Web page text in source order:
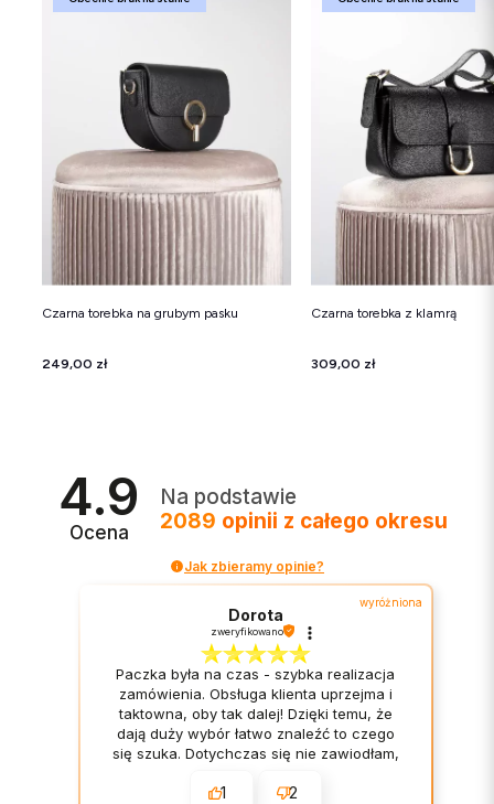
Czarna torebka na grubym pasku
Cena
249,00 zł
Czarna torebka z klamrą
Cena
309,00 zł
4.9
Ocena
Na podstawie
2089 opinii z całego okresu
Jak zbieramy opinie?
wyróżniona
Dorota
zweryfikowano
Paczka była na czas - szybka realizacja
zamówienia. Obsługa klienta uprzejma i
taktowna, oby tak dalej! Dzięki temu, że
dają duży wybór łatwo znaleźć to czego
się szuka. Dotychczas się nie zawiodłam,
duży wybór asortymentu.
1 2